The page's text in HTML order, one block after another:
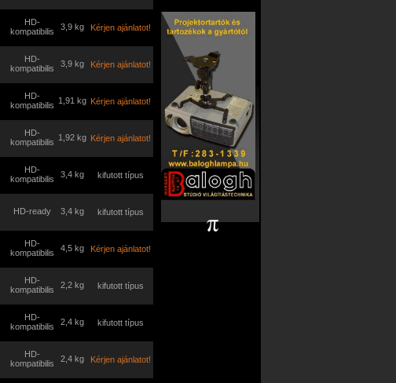
HD-
kompatibilis
3,9 kg Kérjen ajánlatot!
HD-
kompatibilis
3,9 kg Kérjen ajánlatot!
HD-
kompatibilis 1,91 kg Kérjen ajánlatot!
HD-
kompatibilis 1,92 kg Kérjen ajánlatot!
HD-
kompatibilis
3,4 kg kifutott típus
HD-ready 3,4 kg kifutott típus
HD-
kompatibilis
4,5 kg Kérjen ajánlatot!
HD-
kompatibilis
2,2 kg kifutott típus
HD-
kompatibilis
2,4 kg kifutott típus
HD-
kompatibilis
2,4 kg Kérjen ajánlatot!